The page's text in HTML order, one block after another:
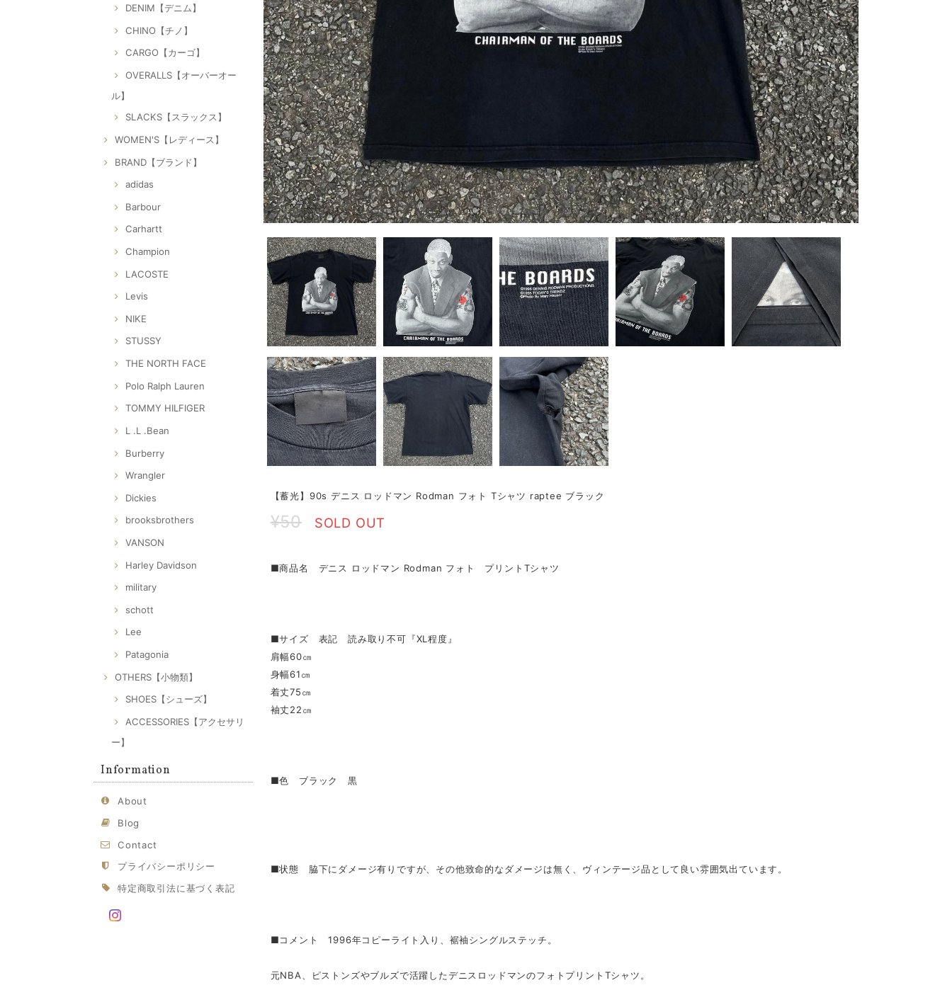
DENIM【デニム】
CHINO【チノ】
CARGO【カーゴ】
OVERALLS【オーバーオー
ル】
SLACKS【スラックス】
WOMEN'S【レディース】
BRAND【ブランド】
adidas
Barbour
Carhartt
Champion
LACOSTE
Levis
NIKE
STUSSY
THE NORTH FACE
Polo Ralph Lauren
TOMMY HILFIGER
L .L .Bean
Burberry
Wrangler
Dickies
brooksbrothers
VANSON
Harley Davidson
military
schott
Lee
Patagonia
OTHERS【小物類】
SHOES【シューズ】
ACCESSORIES【アクセサリ
ー】
Information
About
Blog
Contact
プライバシーポリシー
特定商取引法に基づく表記
【蓄光】90s デニス ロッドマン Rodman フォト Tシャツ raptee ブラック
¥50 SOLD OUT
■商品名 デニス ロッドマン Rodman フォト プリントTシャツ
■サイズ 表記 読み取り不可『XL程度』
肩幅60㎝
身幅61㎝
着丈75㎝
袖丈22㎝
■色 ブラック 黒
■状態 脇下にダメージ有りですが、その他致命的なダメージは無く、ヴィンテージ品として良い雰囲気出ています。
■コメント 1996年コピーライト入り、裾袖シングルステッチ。
元NBA、ピストンズやブルズで活躍したデニスロッドマンのフォトプリントTシャツ。